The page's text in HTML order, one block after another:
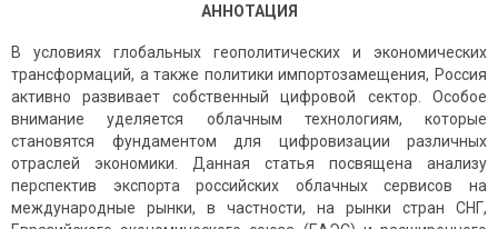
АННОТАЦИЯ
В условиях глобальных геополитических и экономических
трансформаций, а также политики импортозамещения, Россия
активно развивает собственный цифровой сектор. Особое
внимание уделяется облачным технологиям, которые
становятся фундаментом для цифровизации различных
отраслей экономики. Данная статья посвящена анализу
перспектив экспорта российских облачных сервисов на
международные рынки, в частности, на рынки стран СНГ,